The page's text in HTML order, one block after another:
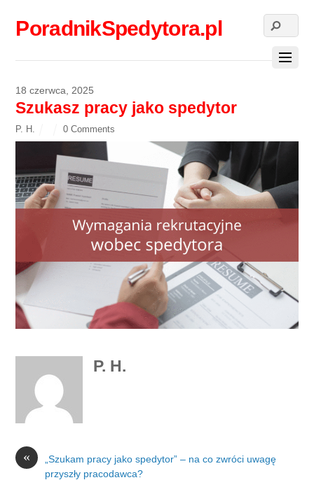
PoradnikSpedytora.pl
18 czerwca, 2025
Szukasz pracy jako spedytor
P. H. 0 Comments
P. H.
«
„Szukam pracy jako spedytor” – na co zwróci uwagę
przyszły pracodawca?